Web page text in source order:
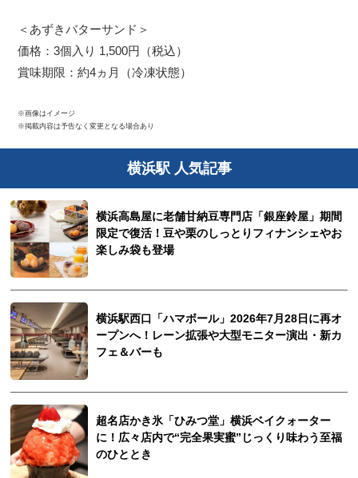
＜あずきバターサンド＞
価格：3個入り 1,500円（税込）
賞味期限：約4ヵ月（冷凍状態）
※画像はイメージ
※掲載内容は予告なく変更となる場合あり
横浜駅 人気記事
横浜高島屋に老舗甘納豆専門店「銀座鈴屋」期間
限定で復活！豆や栗のしっとりフィナンシェやお
楽しみ袋も登場
横浜駅西口「ハマボール」2026年7月28日に再オ
ープンへ！レーン拡張や大型モニター演出・新カ
フェ＆バーも
超名店かき氷「ひみつ堂」横浜ベイクォーター
に！広々店内で“完全果実蜜”じっくり味わう至福
のひととき